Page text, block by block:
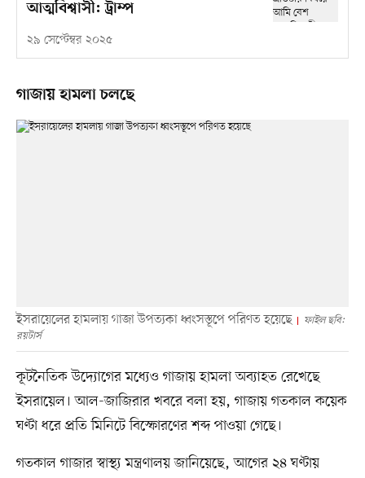
আত্মবিশ্বাসী: ট্রাম্প
২৯ সেপ্টেম্বর ২০২৫
গাজায় হামলা চলছে
ইসরায়েলের হামলায় গাজা উপত্যকা ধ্বংসস্তূপে পরিণত হয়েছে
ফাইল ছবি:
রয়টার্স
কূটনৈতিক উদ্যোগের মধ্যেও গাজায় হামলা অব্যাহত রেখেছে
ইসরায়েল। আল-জাজিরার খবরে বলা হয়, গাজায় গতকাল কয়েক
ঘণ্টা ধরে প্রতি মিনিটে বিস্ফোরণের শব্দ পাওয়া গেছে।
গতকাল গাজার স্বাস্থ্য মন্ত্রণালয় জানিয়েছে, আগের ২৪ ঘণ্টায়